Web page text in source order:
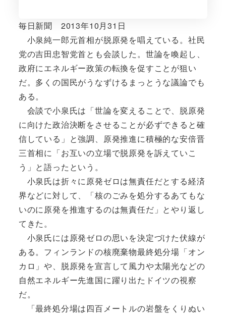
毎日新聞 2013年10月31日
小泉純一郎元首相が脱原発を唱えている。社民
党の吉田忠智党首とも会談した。世論を喚起し、
政府にエネルギー政策の転換を促すことが狙い
だ。多くの国民がうなずけるまっとうな議論でも
ある。
会談で小泉氏は「世論を変えることで、脱原発
に向けた政治決断をさせることが必ずできると確
信している」と強調、原発推進に積極的な安倍晋
三首相に「お互いの立場で脱原発を訴えていこ
う」と語ったという。
小泉氏は折々に原発ゼロは無責任だとする経済
界などに対して、「核のごみを処分するあてもな
いのに原発を推進するのは無責任だ」とやり返し
てきた。
小泉氏には原発ゼロの思いを決定づけた伏線が
ある。フィンランドの核廃棄物最終処分場「オン
カロ」や、脱原発を宣言して風力や太陽光などの
自然エネルギー先進国に躍り出たドイツの視察
だ。
「最終処分場は四百メートルの岩盤をくりぬい